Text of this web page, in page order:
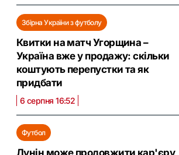
Збірна України з футболу
Квитки на матч Угорщина –
Україна вже у продажу: скільки
коштують перепустки та як
придбати
6 серпня 16:52
Футбол
Лунін може продовжити кар'єру